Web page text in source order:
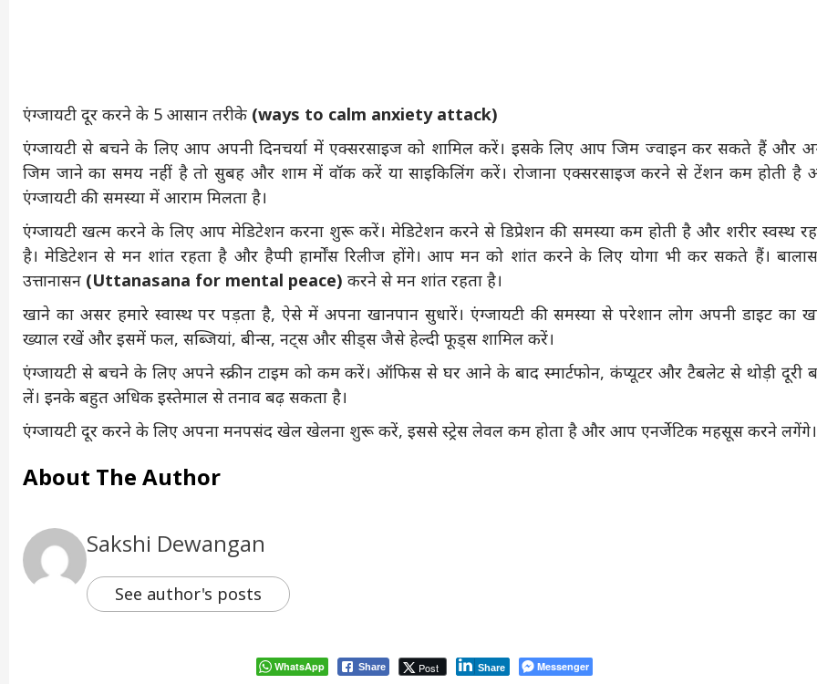
एंग्जायटी दूर करने के 5 आसान तरीके (ways to calm anxiety attack)
एंग्जायटी से बचने के लिए आप अपनी दिनचर्या में एक्सरसाइज को शामिल करें। इसके लिए आप जिम ज्वाइन कर सकते हैं और
जिम जाने का समय नहीं है तो सुबह और शाम में वॉक करें या साइकिलिंग करें। रोजाना एक्सरसाइज करने से टेंशन कम होती है
एंग्जायटी की समस्या में आराम मिलता है।
एंग्जायटी खत्म करने के लिए आप मेडिटेशन करना शुरू करें। मेडिटेशन करने से डिप्रेशन की समस्या कम होती है और शरीर स्वस्थ
है। मेडिटेशन से मन शांत रहता है और हैप्पी हार्मोंस रिलीज होंगे। आप मन को शांत करने के लिए योगा भी कर सकते हैं।
उत्तानासन (Uttanasana for mental peace) करने से मन शांत रहता है।
खाने का असर हमारे स्वास्थ पर पड़ता है, ऐसे में अपना खानपान सुधारें। एंग्जायटी की समस्या से परेशान लोग अपनी डाइट का
ख्याल रखें और इसमें फल, सब्जियां, बीन्स, नट्स और सीड्स जैसे हेल्दी फूड्स शामिल करें।
एंग्जायटी से बचने के लिए अपने स्क्रीन टाइम को कम करें। ऑफिस से घर आने के बाद स्मार्टफोन, कंप्यूटर और टैबलेट से थोड़ी दूरी
लें। इनके बहुत अधिक इस्तेमाल से तनाव बढ़ सकता है।
एंग्जायटी दूर करने के लिए अपना मनपसंद खेल खेलना शुरू करें, इससे स्ट्रेस लेवल कम होता है और आप एनर्जेटिक महसूस करने लगेंगे।
About The Author
Sakshi Dewangan
See author's posts
WhatsApp Share Post Share Messenger